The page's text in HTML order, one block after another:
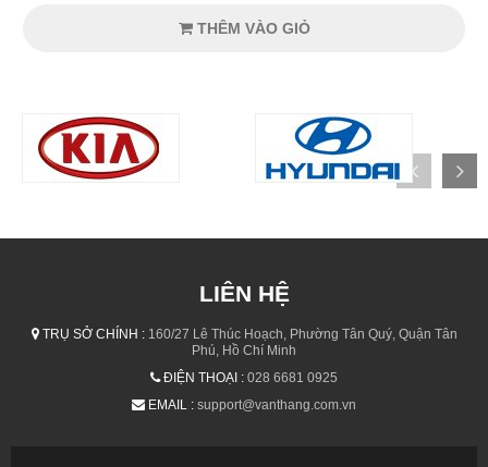
THÊM VÀO GIỎ
LIÊN HỆ
TRỤ SỞ CHÍNH :160/27 Lê Thúc Hoạch, Phường Tân Quý, Quận Tân
Phú, Hồ Chí Minh
ĐIỆN THOẠI : 028 6681 0925
EMAIL : support@vanthang.com.vn